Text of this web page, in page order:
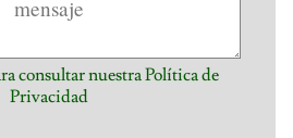
consultar nuestra Política de
Privacidad